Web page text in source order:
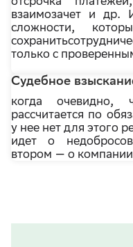
взаимозачет и др.
сложности,
только с
Судебное
когда очевидно,
рассчитается по
у нее нет для этого
идет о
втором — о компании